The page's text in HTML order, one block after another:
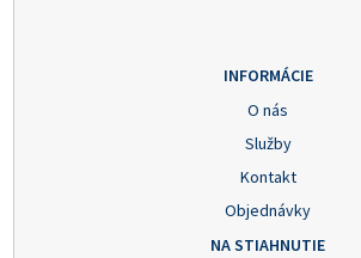
INFORMÁCIE
O nás
Služby
Kontakt
Objednávky
NA STIAHNUTIE